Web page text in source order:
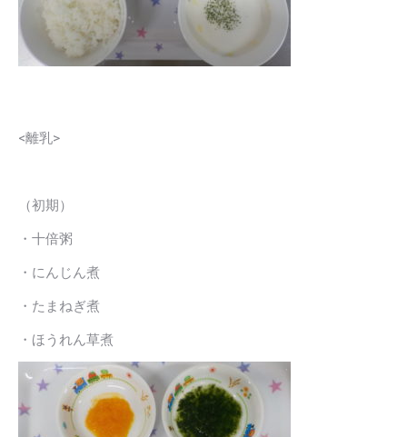
<離乳>
（初期）
・十倍粥
・にんじん煮
・たまねぎ煮
・ほうれん草煮